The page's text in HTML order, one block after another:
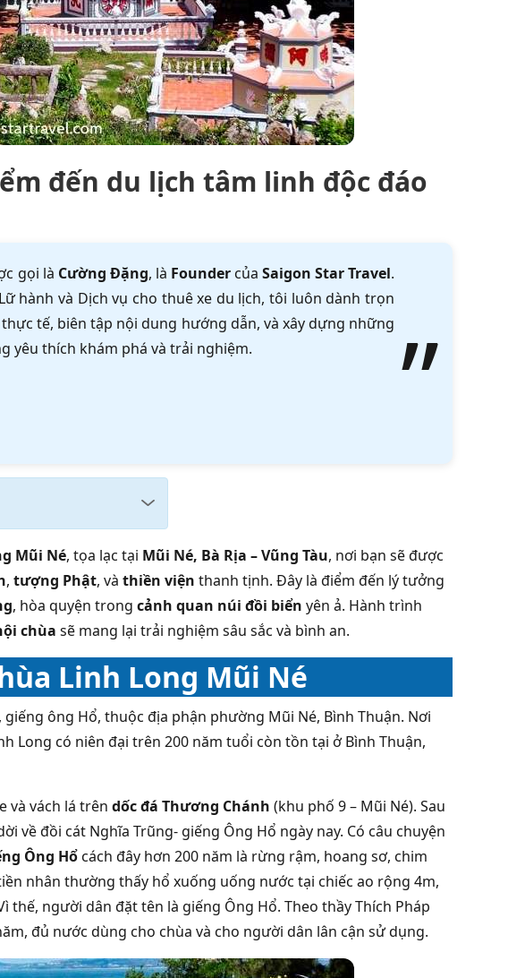
đến du lịch tâm linh độc đáo
gọi là Cường Đặng, là Foundercủa Saigon Star Travel.
hành và Dịch vụ cho thuê xe du lịch, tôi luôn dành trọn
tế, biên tập nội dung hướng dẫn, và xây dựng những
yêu thích khám phá và trải nghiệm.
Mũi Né, tọa lạc tại Mũi Né, Bà Rịa – Vũng Tàu, nơi bạn sẽ được
, tượng Phật, và thiền viện thanh tịnh. Đây là điểm đến lý tưởng
, hòa quyện trong cảnh quan núi đồi biển yên ả. Hành trình
chùa sẽ mang lại trải nghiệm sâu sắc và bình an.
Linh Long Mũi Né
ông Hổ, thuộc địa phận phường Mũi Né, Bình Thuận. Nơi
Long có niên đại trên 200 năm tuổi còn tồn tại ở Bình Thuận,
và vách lá trên dốc đá Thương Chánh (khu phố 9 – Mũi Né). Sau
về đồi cát Nghĩa Trũng- giếng Ông Hổ ngày nay. Có câu chuyện
Ông Hổcách đây hơn 200 năm là rừng rậm, hoang sơ, chim
nhân thường thấy hổ xuống uống nước tại chiếc ao rộng 4m,
người dân đặt tên là giếng Ông Hổ. Theo thầy Thích Pháp
đủ nước dùng cho chùa và cho người dân lân cận sử dụng.